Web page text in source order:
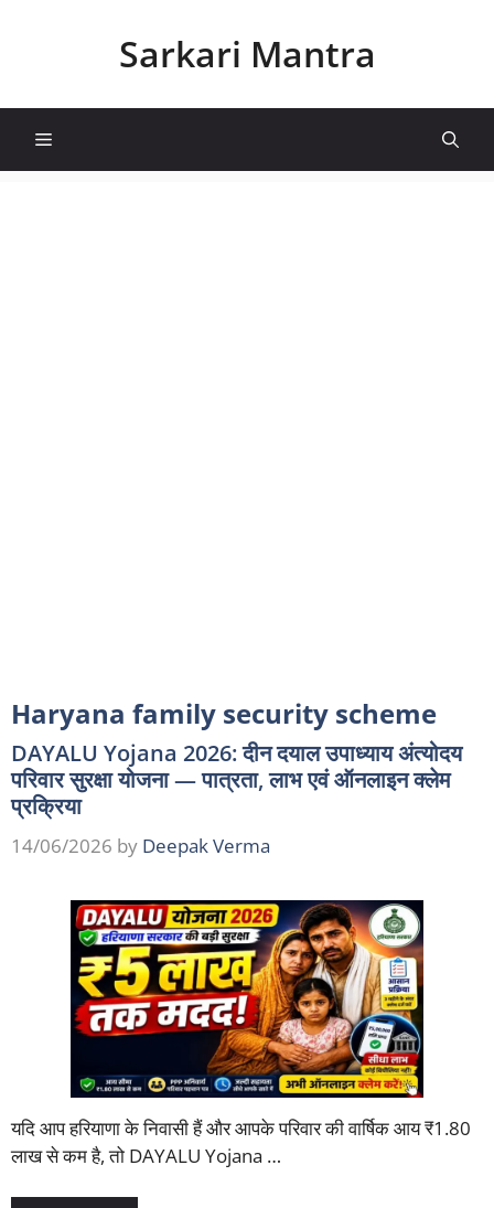
Sarkari Mantra
Menu
Haryana family security scheme
DAYALU Yojana 2026: दीन दयाल उपाध्याय अंत्योदय
परिवार सुरक्षा योजना — पात्रता, लाभ एवं ऑनलाइन क्लेम
प्रक्रिया
14/06/2026 by Deepak Verma
यदि आप हरियाणा के निवासी हैं और आपके परिवार की वार्षिक आय ₹1.80
लाख से कम है, तो DAYALU Yojana …